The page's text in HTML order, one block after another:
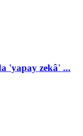
'yapay zekâ' ...